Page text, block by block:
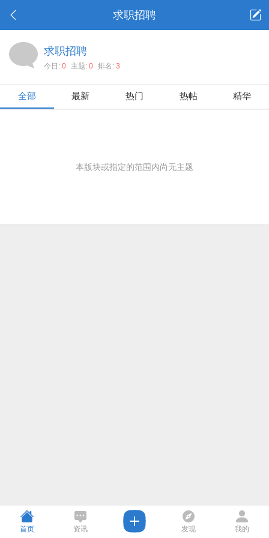
求职招聘
求职招聘
今日: 0 主题: 0 排名: 3
全部 最新 热门 热帖 精华
本版块或指定的范围内尚无主题
首页 资讯 发现 我的